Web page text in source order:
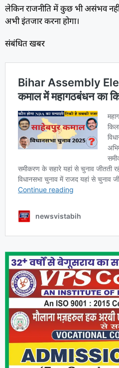
लेकिन राजनीति‌ में कुछ भी असंभव नहीं
अभी इंतजार करना होगा।
संबंधित खबर